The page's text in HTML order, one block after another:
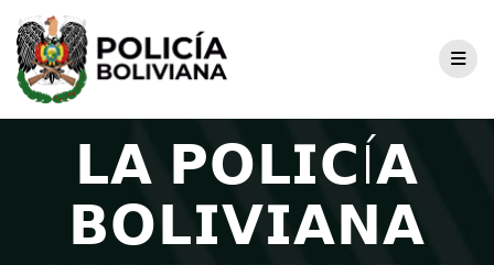
𝗟𝗔 𝗣𝗢𝗟𝗜𝗖Í𝗔
𝗕𝗢𝗟𝗜𝗩𝗜𝗔𝗡𝗔